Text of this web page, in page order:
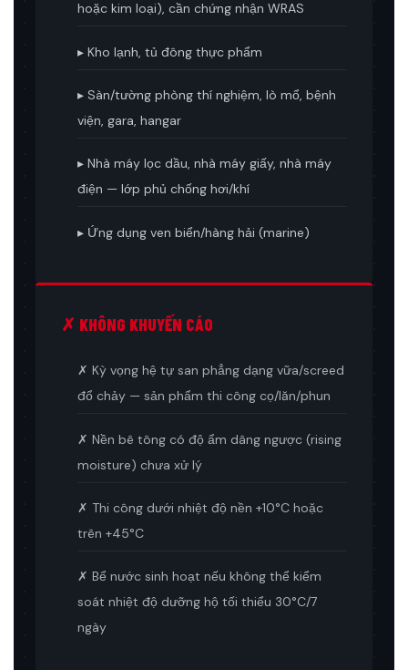
hoặc kim loại), cần chứng nhận WRAS
▸ Kho lạnh, tủ đông thực phẩm
▸ Sàn/tường phòng thí nghiệm, lò mổ, bệnh
viện, gara, hangar
▸ Nhà máy lọc dầu, nhà máy giấy, nhà máy
điện — lớp phủ chống hơi/khí
▸ Ứng dụng ven biển/hàng hải (marine)
✗ KHÔNG KHUYẾN CÁO
✗ Kỳ vọng hệ tự san phẳng dạng vữa/screed
đổ chảy — sản phẩm thi công cọ/lăn/phun
✗ Nền bê tông có độ ẩm dâng ngược (rising
moisture) chưa xử lý
✗ Thi công dưới nhiệt độ nền +10°C hoặc
trên +45°C
✗ Bể nước sinh hoạt nếu không thể kiểm
soát nhiệt độ dưỡng hộ tối thiểu 30°C/7
ngày